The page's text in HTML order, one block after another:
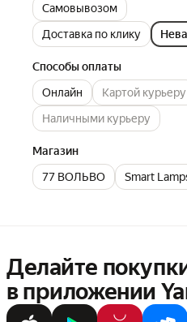
Самовывозом
Доставка по клику
Способы оплаты
Онлайн
Картой курьеру
Наличными курьеру
Магазин
77 ВОЛЬВО
Smart
Делайте
в приложении